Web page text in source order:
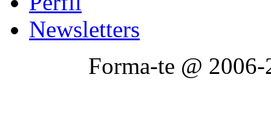
Newsletters
Forma-te @